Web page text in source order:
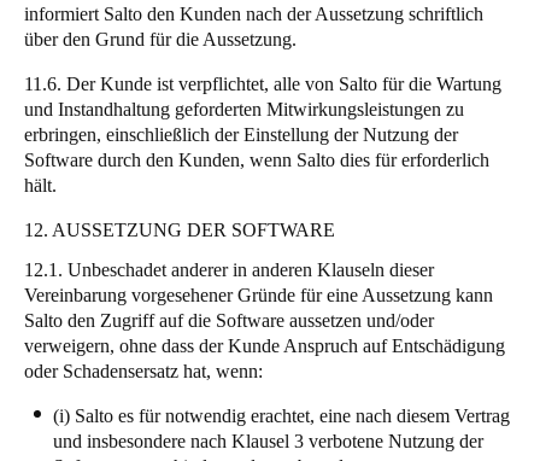
informiert Salto den Kunden nach der Aussetzung schriftlich
über den Grund für die Aussetzung.
11.6. Der Kunde ist verpflichtet, alle von Salto für die Wartung
und Instandhaltung geforderten Mitwirkungsleistungen zu
erbringen, einschließlich der Einstellung der Nutzung der
Software durch den Kunden, wenn Salto dies für erforderlich
hält.
12. AUSSETZUNG DER SOFTWARE
12.1. Unbeschadet anderer in anderen Klauseln dieser
Vereinbarung vorgesehener Gründe für eine Aussetzung kann
Salto den Zugriff auf die Software aussetzen und/oder
verweigern, ohne dass der Kunde Anspruch auf Entschädigung
oder Schadensersatz hat, wenn:
(i) Salto es für notwendig erachtet, eine nach diesem Vertrag
und insbesondere nach Klausel 3 verbotene Nutzung der